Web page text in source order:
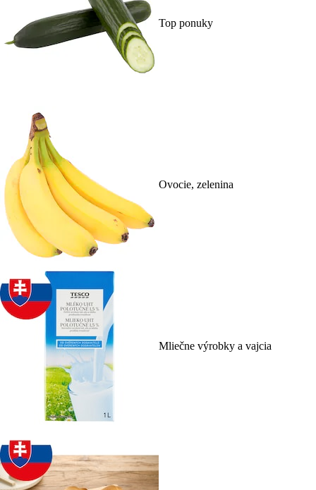
Top ponuky
Ovocie, zelenina
Mliečne výrobky a vajcia